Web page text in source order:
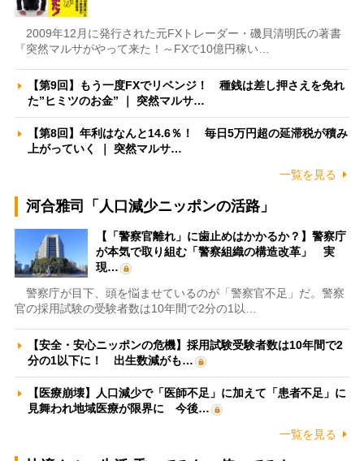
2009年12月に発行された元FXトレーダー・磯貝清明氏の著書
『突然マルサがやって来た！～FXで10億円稼い…
【第9回】もう一度FXでリベンジ！ 種銭は差し押さえを免れ
た”ヒミツのお金” ｜ 突然マルサ…
【第8回】年利はなんと14.6％！ 毎日5万円超の延滞税が積み
上がっていく ｜ 突然マルサ…
一覧を見る
河合雅司「人口減少ニッポンの活路」
【「警察官離れ」に歯止めはかかるか？】警察庁
が本気で取り組む「警察組織の構造改革」 実
現…
警察庁が目下、頭を悩ませているのが「警察官不足」だ。警察
官の採用試験の受験者数は10年間で2分の1以…
【安全・安心ニッポンの危機】採用試験受験者数は10年間で2
分の1以下に！ 出生数減がも…
【医療崩壊】人口減少で「医師不足」に加えて「患者不足」に
見舞われ地域医療が限界に 今後…
一覧を見る